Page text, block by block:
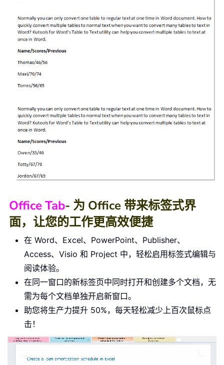
Office Tab- 为 Office 带来标签式界
面，让您的工作更高效便捷
在 Word、Excel、PowerPoint、Publisher、
Access、Visio 和 Project 中，轻松启用标签式编辑与
阅读体验。
在同一窗口的新标签页中同时打开和创建多个文档，无
需为每个文档单独开启新窗口。
助您将生产力提升 50%，每天轻松减少上百次鼠标点
击！